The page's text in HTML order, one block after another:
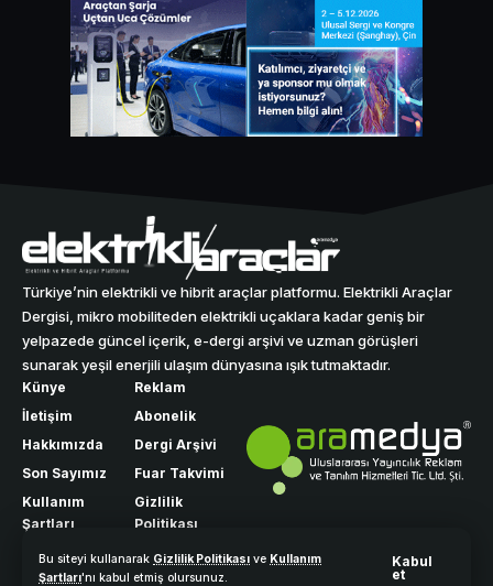
Bu siteyi kullanarak Gizlilik Politikası ve Kullanım
Şartları'nı kabul etmiş olursunuz.
Kabul
et
Türkiye’nin elektrikli ve hibrit araçlar platformu. Elektrikli Araçlar
Dergisi, mikro mobiliteden elektrikli uçaklara kadar geniş bir
yelpazede güncel içerik, e-dergi arşivi ve uzman görüşleri
sunarak yeşil enerjili ulaşım dünyasına ışık tutmaktadır.
Künye
İletişim
Hakkımızda
Son Sayımız
Kullanım
Şartları
Reklam
Abonelik
Dergi Arşivi
Fuar Takvimi
Gizlilik
Politikası